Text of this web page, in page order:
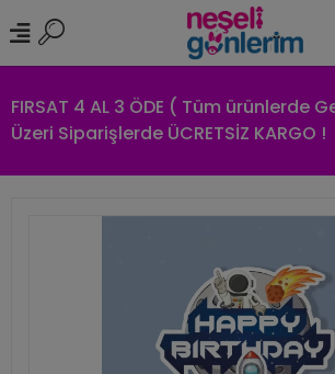
FIRSAT 4 AL 3 ÖDE ( Tüm ürünlerde
Üzeri Siparişlerde ÜCRETSİZ KARGO !